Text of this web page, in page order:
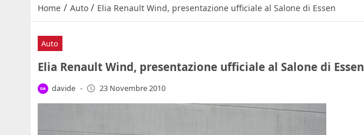
Home / Auto / Elia Renault Wind, presentazione ufficiale al Salone di Essen
Auto
Elia Renault Wind, presentazione ufficiale al Salone di Essen
davide - 23 Novembre 2010